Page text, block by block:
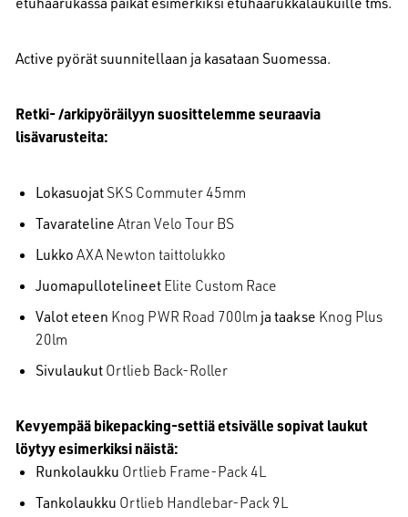
Active pyörät suunnitellaan ja kasataan Suomessa.
Retki- /arkipyöräilyyn suosittelemme seuraavia
lisävarusteita:
Lokasuojat SKS Commuter 45mm
TavaratelineAtran Velo Tour BS
LukkoAXA Newton taittolukko
Juomapullotelineet Elite Custom Race
Valot eteen Knog PWR Road 700lm ja taakse Knog Plus
20lm
Sivulaukut Ortlieb Back-Roller
Kevyempää bikepacking-settiä etsivälle sopivat laukut
löytyy esimerkiksi näistä:
Runkolaukku Ortlieb Frame-Pack 4L
Tankolaukku Ortlieb Handlebar-Pack 9L